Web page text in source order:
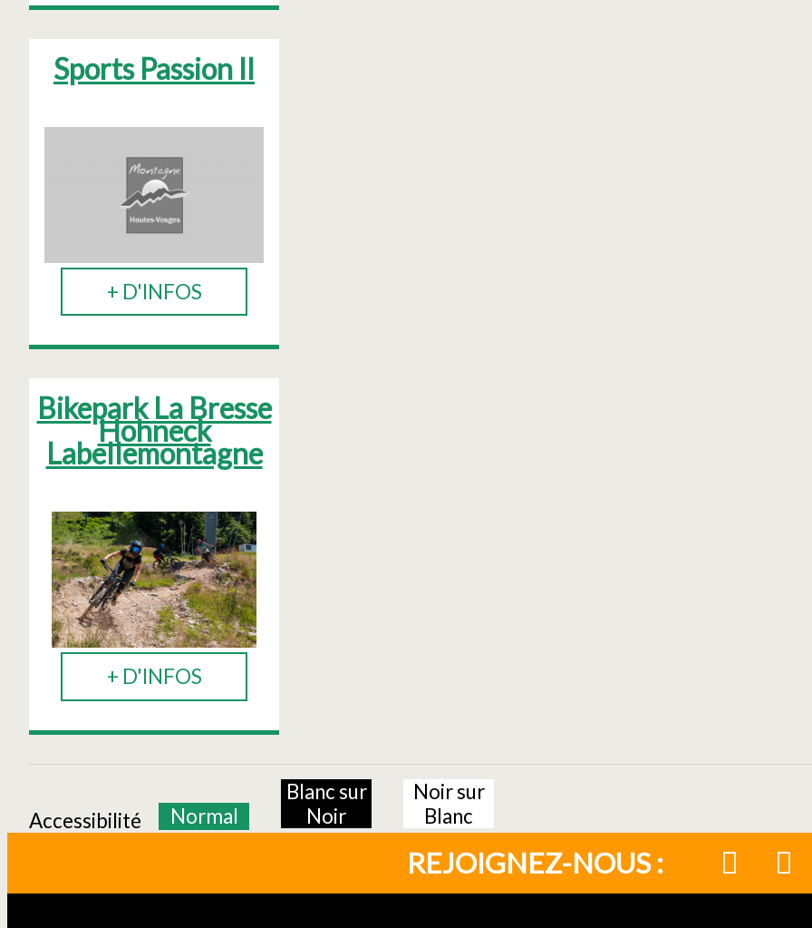
Sports Passion II
+ D'INFOS
Bikepark La Bresse
Hohneck
Labellemontagne
+ D'INFOS
Accessibilité Normal
Blanc sur
Noir
Noir sur
Blanc
REJOIGNEZ-NOUS :